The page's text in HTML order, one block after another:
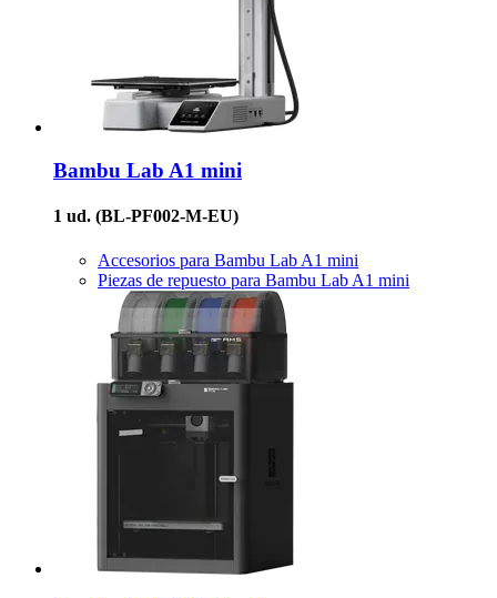
Bambu Lab A1 mini
1 ud. (BL-PF002-M-EU)
Accesorios para Bambu Lab A1 mini
Piezas de repuesto para Bambu Lab A1 mini